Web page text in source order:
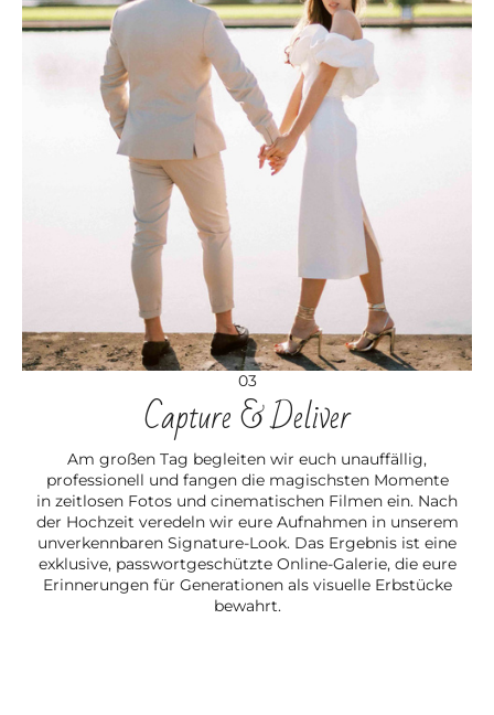
03
Capture & Deliver
Am großen Tag begleiten wir euch unauffällig,
professionell und fangen die magischsten Momente
in zeitlosen Fotos und cinematischen Filmen ein. Nach
der Hochzeit veredeln wir eure Aufnahmen in unserem
unverkennbaren Signature-Look. Das Ergebnis ist eine
exklusive, passwortgeschützte Online-Galerie, die eure
Erinnerungen für Generationen als visuelle Erbstücke
bewahrt.